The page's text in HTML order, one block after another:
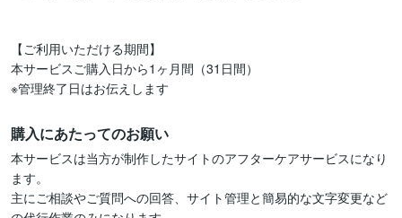
【ご利用いただける期間】
本サービスご購入日から1ヶ月間（31日間）
※管理終了日はお伝えします
購入にあたってのお願い
本サービスは当方が制作したサイトのアフターケアサービスになり
ます。
主にご相談やご質問への回答、サイト管理と簡易的な文字変更など